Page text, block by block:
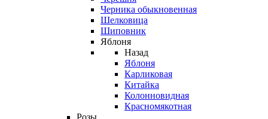
Черника обыкновенная
Шелковица
Шиповник
Яблоня
Назад
Яблоня
Карликовая
Китайка
Колонновидная
Красномякотная
Розы